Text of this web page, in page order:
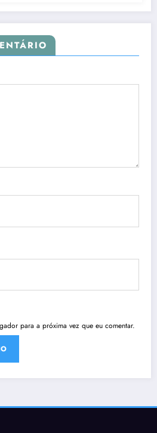
para a próxima vez que eu comentar.